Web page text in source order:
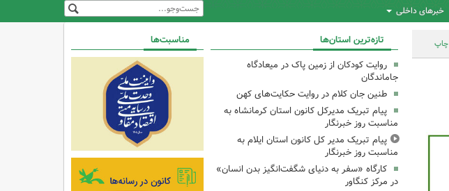
خبرهای داخلی
چاپ تازه‌ترین استان‌ها
روایت کودکان از زمین پاک در میعادگاه
جاماندگان
طنین جان کلام در روایت حکایت‌های کهن
پیام تبریک مدیرکل کانون استان کرمانشاه به
مناسبت روز خبرنگار
پیام تبریک مدیر کل کانون استان ایلام به
مناسبت روز خبرنگار
کارگاه «سفر به دنیای شگفت‌انگیز بدن انسان»
در مرکز کنگاور
مناسبت‌ها